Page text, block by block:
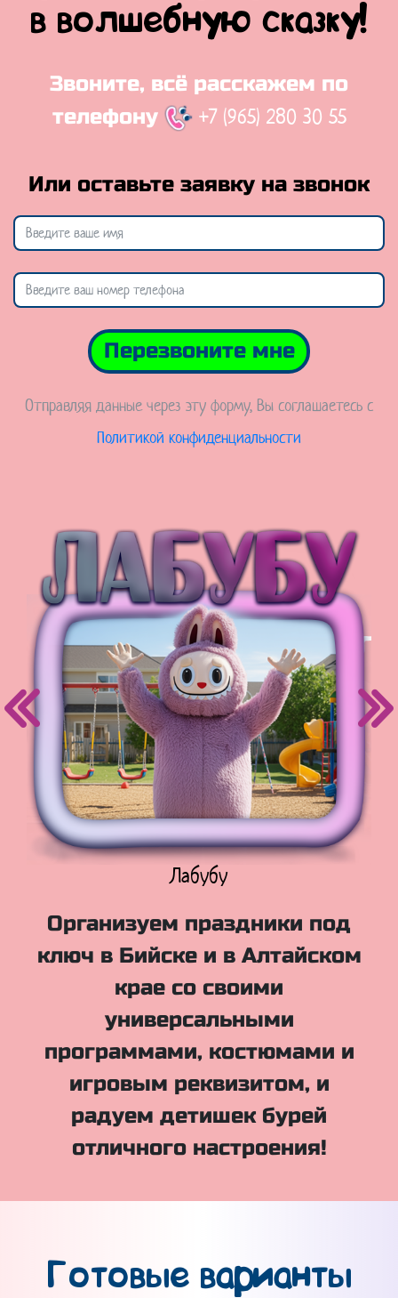
в волшебную сказку!
Звоните, всё расскажем по
телефону
+7 (965) 280 30 55
Или оставьте заявку на звонок
Перезвоните мне
Отправляя данные через эту форму, Вы соглашаетесь с
Политикой конфиденциальности
Куклы Лол
Организуем праздники под
ключ в Бийске и в Алтайском
крае со своими
универсальными
программами, костюмами и
игровым реквизитом, и
радуем детишек бурей
отличного настроения!
Готовые варианты